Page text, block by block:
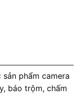
phẩm camera
báo trộm, chấm